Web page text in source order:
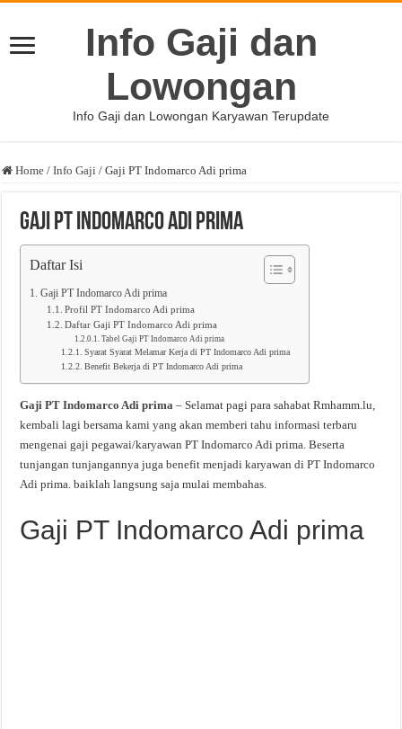
Info Gaji dan
Lowongan
Info Gaji dan Lowongan Karyawan Terupdate
Home / Info Gaji / Gaji PT Indomarco Adi prima
Gaji PT Indomarco Adi prima
Daftar Isi
Gaji PT Indomarco Adi prima
Profil PT Indomarco Adi prima
Daftar Gaji PT Indomarco Adi prima
Tabel Gaji PT Indomarco Adi prima
Syarat Syarat Melamar Kerja di PT Indomarco Adi prima
Benefit Bekerja di PT Indomarco Adi prima
Gaji PT Indomarco Adi prima – Selamat pagi para sahabat Rmhamm.lu,
kembali lagi bersama kami yang akan memberi tahu informasi terbaru
mengenai gaji pegawai/karyawan PT Indomarco Adi prima. Beserta
tunjangan tunjangannya juga benefit menjadi karyawan di PT Indomarco
Adi prima. baiklah langsung saja mulai membahas.
Gaji PT Indomarco Adi prima